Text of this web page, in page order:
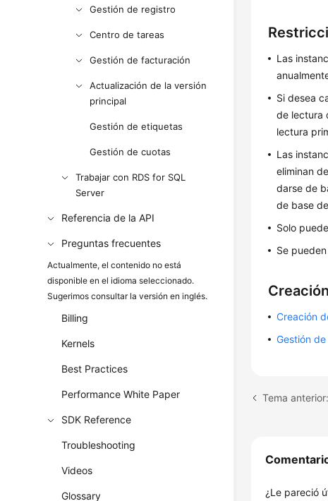
Gestión de registro
Centro de tareas
Gestión de facturación
Actualización de la versión
principal
Gestión de etiquetas
Gestión de cuotas
Trabajar con RDS for SQL
Server
Referencia de la API
Preguntas frecuentes
Actualmente, el contenido no está
disponible en el idioma seleccionado.
Sugerimos consultar la versión en inglés.
Billing
Kernels
Best Practices
Performance White Paper
SDK Reference
Troubleshooting
Videos
Glossary
Las
Si desea
de lectura
lectura
Las
eliminan
darse de
de base
Solo
Se
Creación
Gestión
Tema
¿Le pareció